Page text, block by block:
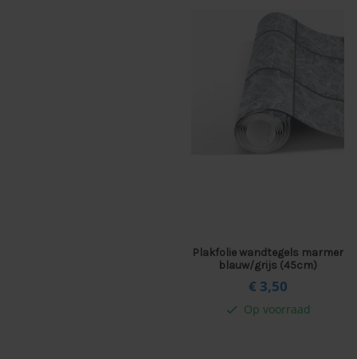
Plakfolie wandtegels marmer
blauw/grijs (45cm)
€ 3,50
check Op voorraad